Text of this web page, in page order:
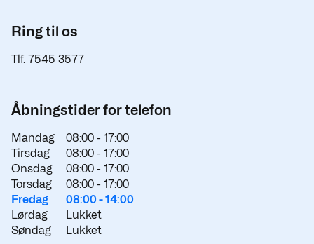
Ring til os
Tlf. 7545 3577
Åbningstider for telefon
Mandag 08:00 - 17:00
Tirsdag
08:00 - 17:00
Onsdag
08:00 - 17:00
Torsdag
08:00 - 17:00
Fredag
08:00 -14:00
Lørdag
Lukket
Søndag
Lukket